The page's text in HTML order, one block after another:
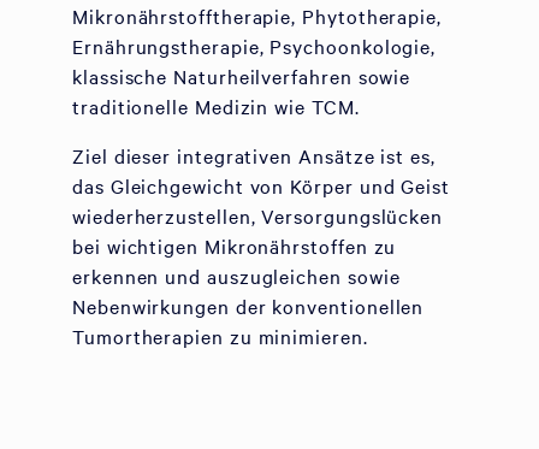
Mikronährstofftherapie, Phytotherapie,
Ernährungstherapie, Psychoonkologie,
klassische Naturheilverfahren sowie
traditionelle Medizin wie TCM.
Ziel dieser integrativen Ansätze ist es,
das Gleichgewicht von Körper und Geist
wiederherzustellen, Versorgungslücken
bei wichtigen Mikronährstoffen zu
erkennen und auszugleichen sowie
Nebenwirkungen der konventionellen
Tumortherapien zu minimieren.